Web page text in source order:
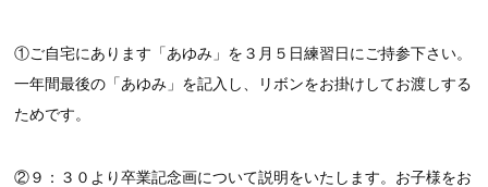
①ご自宅にあります「あゆみ」を３月５日練習日にご持参下さい。
一年間最後の「あゆみ」を記入し、リボンをお掛けしてお渡しする
ためです。
②９：３０より卒業記念画について説明をいたします。お子様をお